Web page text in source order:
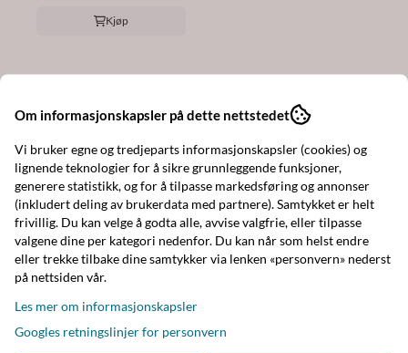
Kjøp
Børscompagniet
Dørstopper sau
Om informasjonskapsler på dette nettstedet
Vi bruker egne og tredjeparts informasjonskapsler (cookies) og
lignende teknologier for å sikre grunnleggende funksjoner,
generere statistikk, og for å tilpasse markedsføring og annonser
(inkludert deling av brukerdata med partnere). Samtykket er helt
frivillig. Du kan velge å godta alle, avvise valgfrie, eller tilpasse
valgene dine per kategori nedenfor. Du kan når som helst endre
eller trekke tilbake dine samtykker via lenken «personvern» nederst
på nettsiden vår.
Les mer om informasjonskapsler
Googles retningslinjer for personvern